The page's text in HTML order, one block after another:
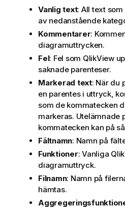
Vanlig text: All text
av nedanstående
Kommentarer:
diagramuttrycken.
Fel: Fel som QlikView
saknade parenteser.
Markerad text: När du
en parentes i uttryck,
som de kommatecken
markeras. Utelämnade
kommatecken kan på
Fältnamn: Namn på
Funktioner: Vanliga
diagramuttryck.
Filnamn: Namn på
hämtas.